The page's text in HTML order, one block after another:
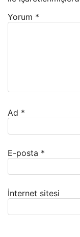
Yorum *
Ad *
E-posta *
İnternet sitesi